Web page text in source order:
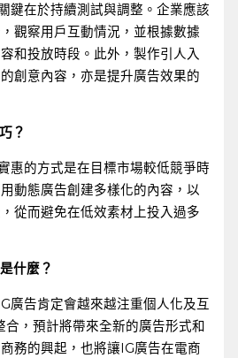
鍵在於持續測試與調整。企業應該
觀察用戶互動情況，並根據數據
和投放時段。此外，製作引人入
創意內容，亦是提升廣告效果的
？
惠的方式是在目標市場較低競爭時
動態廣告創建多樣化的內容，以
從而避免在低效素材上投入過多
什麼？
廣告肯定會越來越注重個人化及互
，預計將帶來全新的廣告形式和
務的興起，也將讓IG廣告在電商